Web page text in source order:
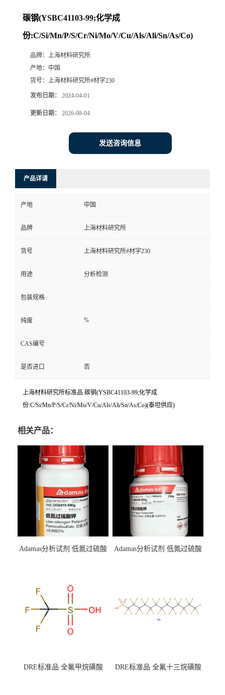
碳钢(YSBC41103-99;化学成
份:C/Si/Mn/P/S/Cr/Ni/Mo/V/Cu/Als/Ali/Sn/As/Co)
品牌： 上海材料研究所
产地： 中国
货号： 上海材料研究所#材字230
发布日期： 2024-04-01
更新日期： 2026-08-04
发送咨询信息
产品详请
产地 中国
品牌 上海材料研究所
货号 上海材料研究所#材字230
用途 分析检测
包装规格
纯度 %
CAS编号
是否进口 否
上海材料研究所标准品 碳钢(YSBC41103-99;化学成
份:C/Si/Mn/P/S/Cr/Ni/Mo/V/Cu/Als/Ali/Sn/As/Co)(泰坦供应)
相关产品：
Adamas分析试剂 低氮过硫酸
（泰坦现货供应）
Adamas分析试剂 低氮过硫酸
DRE标准品 全氟甲烷磺酸
DRE标准品 全氟十三烷磺酸